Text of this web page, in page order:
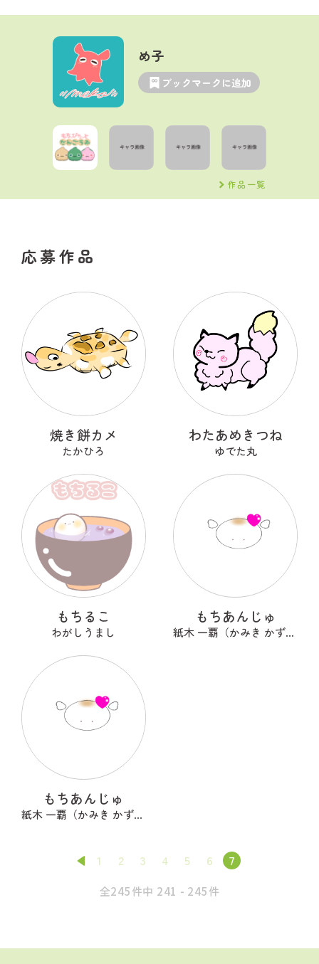
め子
ブックマークに追加
作品一覧
応募作品
焼き餅カメ
たかひろ
わたあめきつね
ゆでた丸
もちるこ
わがしうまし
もちあんじゅ
紙木 一覇（かみき かずは）
もちあんじゅ
紙木 一覇（かみき かずは）
1 2 3 4 5 6 7
全245件中 241 - 245件